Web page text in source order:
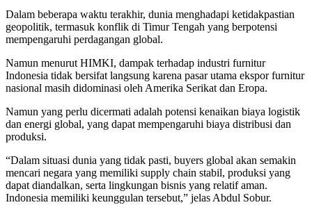
Dalam beberapa waktu terakhir, dunia menghadapi ketidakpastian
geopolitik, termasuk konflik di Timur Tengah yang berpotensi
mempengaruhi perdagangan global.
Namun menurut HIMKI, dampak terhadap industri furnitur
Indonesia tidak bersifat langsung karena pasar utama ekspor furnitur
nasional masih didominasi oleh Amerika Serikat dan Eropa.
Namun yang perlu dicermati adalah potensi kenaikan biaya logistik
dan energi global, yang dapat mempengaruhi biaya distribusi dan
produksi.
“Dalam situasi dunia yang tidak pasti, buyers global akan semakin
mencari negara yang memiliki supply chain stabil, produksi yang
dapat diandalkan, serta lingkungan bisnis yang relatif aman.
Indonesia memiliki keunggulan tersebut,” jelas Abdul Sobur.